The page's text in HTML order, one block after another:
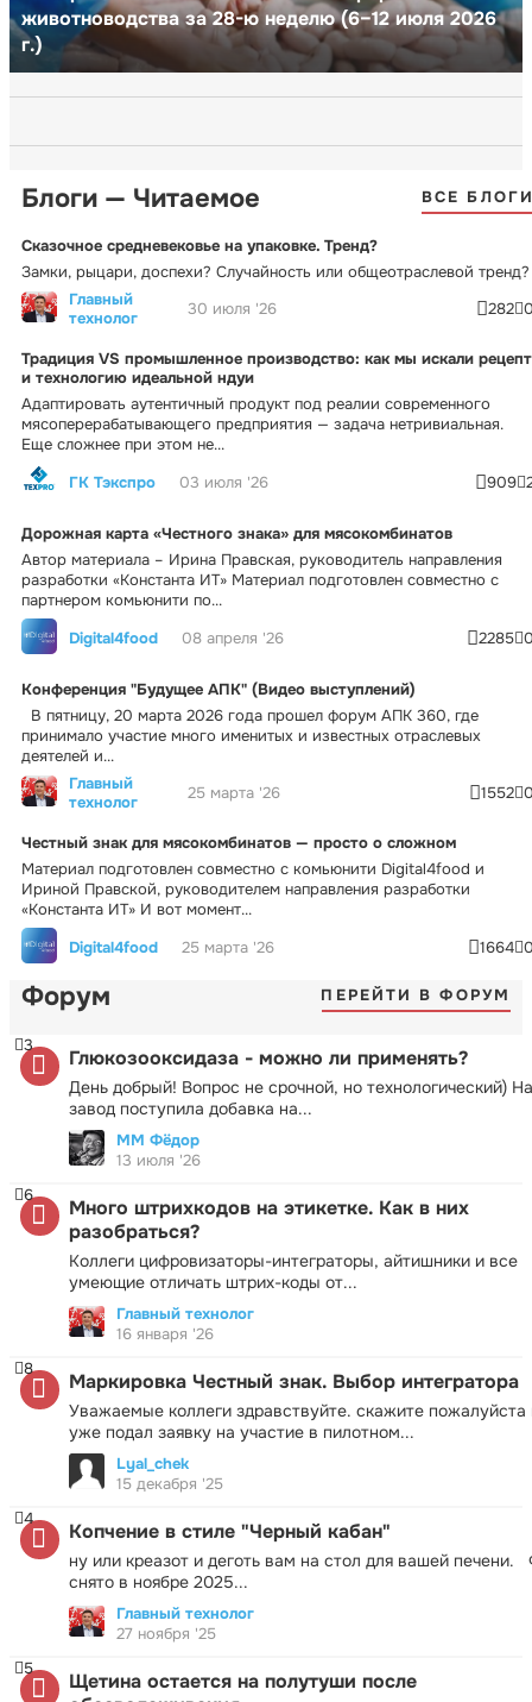
животноводства за 28-ю неделю (6–12 июля 2026
г.)
Блоги — Читаемое ВСЕ
Сказочное средневековье на упаковке. Тренд?
Замки, рыцари, доспехи? Случайность или общеотраслевой тренд?
Главный
технолог
30 июля '26 282
Традиция VS промышленное производство: как мы искали рецепт
и технологию идеальной ндуи
Адаптировать аутентичный продукт под реалии современного
мясоперерабатывающего предприятия — задача нетривиальная.
Еще сложнее при этом не...
ГК Тэкспро
03 июля '26 909
Дорожная карта «Честного знака» для мясокомбинатов
Автор материала – Ирина Правская, руководитель направления
разработки «Константа ИТ» Материал подготовлен совместно с
партнером комьюнити по...
Digital4food
08 апреля '26 2285
Конференция "Будущее АПК" (Видео выступлений)
В пятницу, 20 марта 2026 года прошел форум АПК 360, где
принимало участие много именитых и известных отраслевых
деятелей и...
Главный
технолог
25 марта '26 1552
Честный знак для мясокомбинатов — просто о сложном
Материал подготовлен совместно с комьюнити Digital4food и
Ириной Правской, руководителем направления разработки
«Константа ИТ» И вот момент...
Digital4food
25 марта '26 1664
Форум ПЕРЕЙТИ В ФОРУМ
Глюкозооксидаза - можно ли применять?
День добрый! Вопрос не срочной, но технологический) На
завод поступила добавка на...
3
ММ Фёдор
13 июля '26
Много штрихкодов на этикетке. Как в них
разобраться?
Коллеги цифровизаторы-интеграторы, айтишники и все
умеющие отличать штрих-коды от...
6
Главный технолог
16 января '26
Маркировка Честный знак. Выбор интегратора
Уважаемые коллеги здравствуйте. скажите пожалуйста
уже подал заявку на участие в пилотном...
8
Lyal_chek
15 декабря '25
Копчение в стиле "Черный кабан"
ну или креазот и деготь вам на стол для вашей печени.
снято в ноябре 2025...
4
Главный технолог
27 ноября '25
Щетина остается на полутуши после
5